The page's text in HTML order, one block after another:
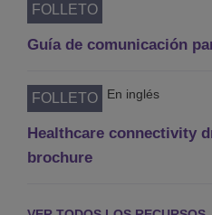
FOLLETO
Guía de comunicación
FOLLETO En inglés
Healthcare connectivity
brochure